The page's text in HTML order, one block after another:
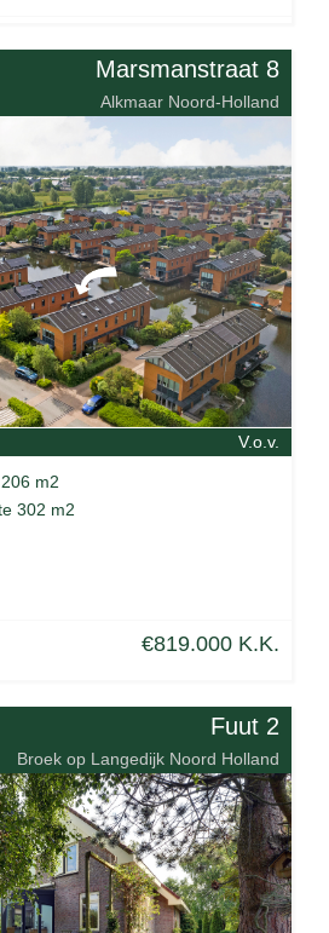
Marsmanstraat 8
Alkmaar Noord-Holland
V.o.v.
m2
302 m2
€819.000 K.K.
Fuut 2
Broek op Langedijk Noord Holland